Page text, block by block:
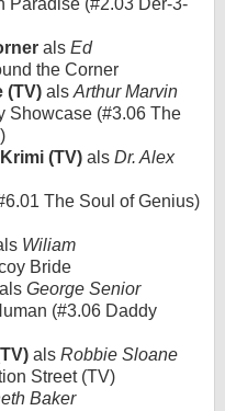
Paradise (#2.03 Der-3-
als Ed
the Corner
(TV) als Arthur Marvin
Showcase (#3.06 The
(TV) als Dr. Alex
The Soul of Genius)
Wiliam
Bride
als George Senior
(#3.06 Daddy
als Robbie Sloane
Street (TV)
Baker